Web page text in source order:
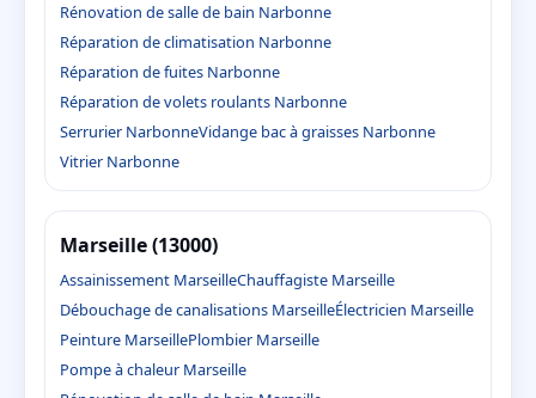
Rénovation de salle de bain Narbonne
Réparation de climatisation Narbonne
Réparation de fuites Narbonne
Réparation de volets roulants Narbonne
Serrurier NarbonneVidange bac à graisses Narbonne
Vitrier Narbonne
Marseille (13000)
Assainissement MarseilleChauffagiste Marseille
Débouchage de canalisations MarseilleÉlectricien Marseille
Peinture MarseillePlombier Marseille
Pompe à chaleur Marseille